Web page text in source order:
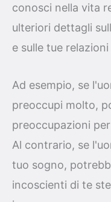
conosci nella vita
ulteriori dettagli
e sulle tue
Ad esempio, se
preoccupi molto,
preoccupazioni
Al contrario, se
tuo sogno,
incoscienti di te